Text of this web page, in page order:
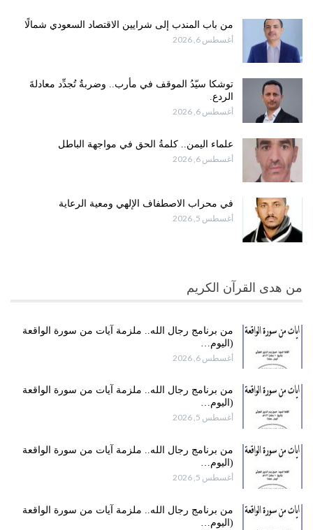
من باب المندب إلى شرايين الاقتصاد السعودي شمالًا
أغسطس 6, 2026
توشكا سيّدُ الموقف في مأرب.. وضربةٌ تُجدِّد معادلةَ
الردع.
أغسطس 6, 2026
علماء اليمن.. كلمةُ الحق في مواجهة الباطل
أغسطس 6, 2026
في محراب الاصطفاف الإلهي ومعية الرعاية
أغسطس 5, 2026
من هدى القرآن الكريم
من برنامج رجال الله.. ملزمة آيات من سورة الواقعة
(اليوم…
أغسطس 6, 2026
من برنامج رجال الله.. ملزمة آيات من سورة الواقعة
(اليوم…
أغسطس 5, 2026
من برنامج رجال الله.. ملزمة آيات من سورة الواقعة
(اليوم…
أغسطس 5, 2026
من برنامج رجال الله.. ملزمة آيات من سورة الواقعة
(اليوم…